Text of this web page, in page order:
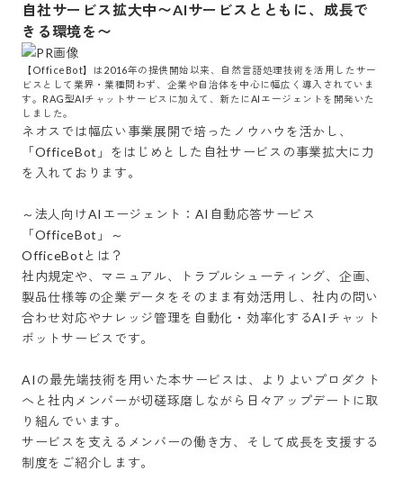
自社サービス拡大中〜AIサービスとともに、成長で
きる環境を〜
【OfficeBot】は2016年の提供開始以来、自然言語処理技術を活用したサー
ビスとして業界・業種問わず、企業や自治体を中心に幅広く導入されていま
す。RAG型AIチャットサービスに加えて、新たにAIエージェントを開発いた
しました。
ネオスでは幅広い事業展開で培ったノウハウを活かし、
「OfficeBot」をはじめとした自社サービスの事業拡大に力
を入れております。
～法人向けAIエージェント：AI自動応答サービス
「OfficeBot」～
OfficeBotとは？
社内規定や、マニュアル、トラブルシューティング、企画、
製品仕様等の企業データをそのまま有効活用し、社内の問い
合わせ対応やナレッジ管理を自動化・効率化するAIチャット
ボットサービスです。
AIの最先端技術を用いた本サービスは、よりよいプロダクト
へと社内メンバーが切磋琢磨しながら日々アップデートに取
り組んでいます。
サービスを支えるメンバーの働き方、そして成長を支援する
制度をご紹介します。